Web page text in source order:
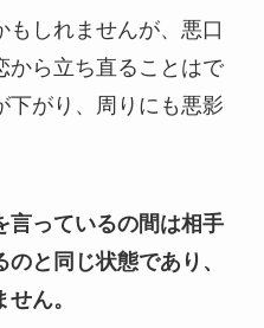
しれませんが、悪口
から立ち直ることはで
下がり、周りにも悪影
言っているの間は相手
と同じ状態であり、
ん。